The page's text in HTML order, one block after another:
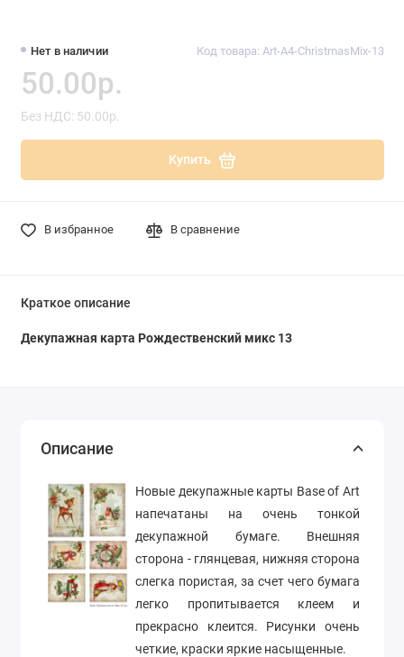
Нет в наличии Код товара: Art-A4-ChristmasMix-13
50.00р.
Без НДС: 50.00р.
Купить
В избранное В сравнение
Краткое описание
Декупажная карта Рождественский микс 13
Описание
Новые декупажные карты Base of Art
напечатаны на очень тонкой
декупажной бумаге. Внешняя
сторона - глянцевая, нижняя сторона
слегка пористая, за счет чего бумага
легко пропитывается клеем и
прекрасно клеится. Рисунки очень
четкие, краски яркие насыщенные.